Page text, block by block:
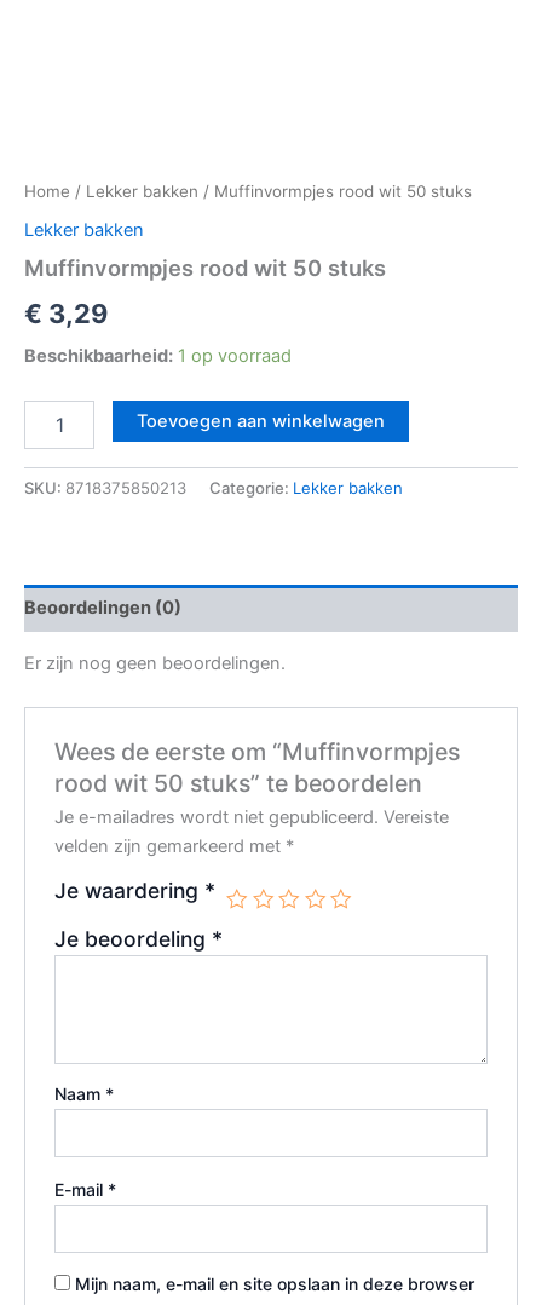
Home / Lekker bakken / Muffinvormpjes rood wit 50 stuks
Lekker bakken
Muffinvormpjes rood wit 50 stuks
€ 3,29
Beschikbaarheid: 1 op voorraad
Toevoegen aan winkelwagen
SKU: 8718375850213 Categorie: Lekker bakken
Beoordelingen (0)
Er zijn nog geen beoordelingen.
Wees de eerste om “Muffinvormpjes
rood wit 50 stuks” te beoordelen
Je e-mailadres wordt niet gepubliceerd. Vereiste
velden zijn gemarkeerd met *
Je waardering *
Je beoordeling *
Naam *
E-mail *
Mijn naam, e-mail en site opslaan in deze browser